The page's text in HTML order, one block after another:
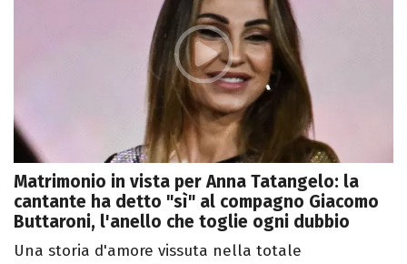
Matrimonio in vista per Anna Tatangelo: la
cantante ha detto "sì" al compagno Giacomo
Buttaroni, l'anello che toglie ogni dubbio
Una storia d'amore vissuta nella totale